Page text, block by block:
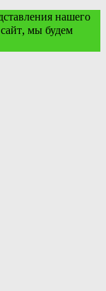
нашего
мы будем